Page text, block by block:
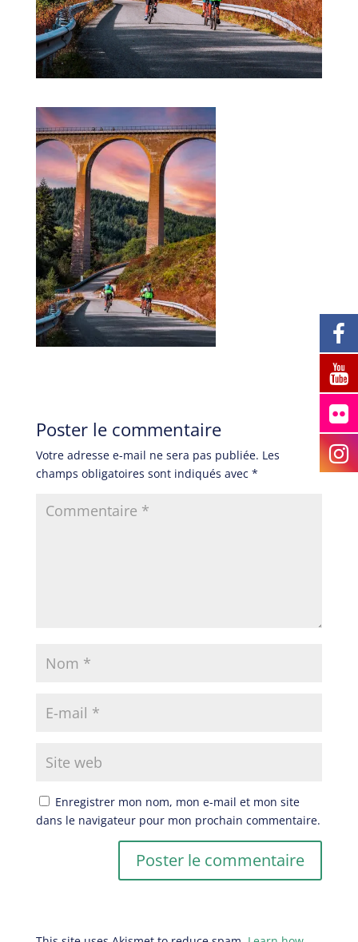
Poster le commentaire
Votre adresse e-mail ne sera pas publiée. Les
champs obligatoires sont indiqués avec *
Enregistrer mon nom, mon e-mail et mon site
dans le navigateur pour mon prochain commentaire.